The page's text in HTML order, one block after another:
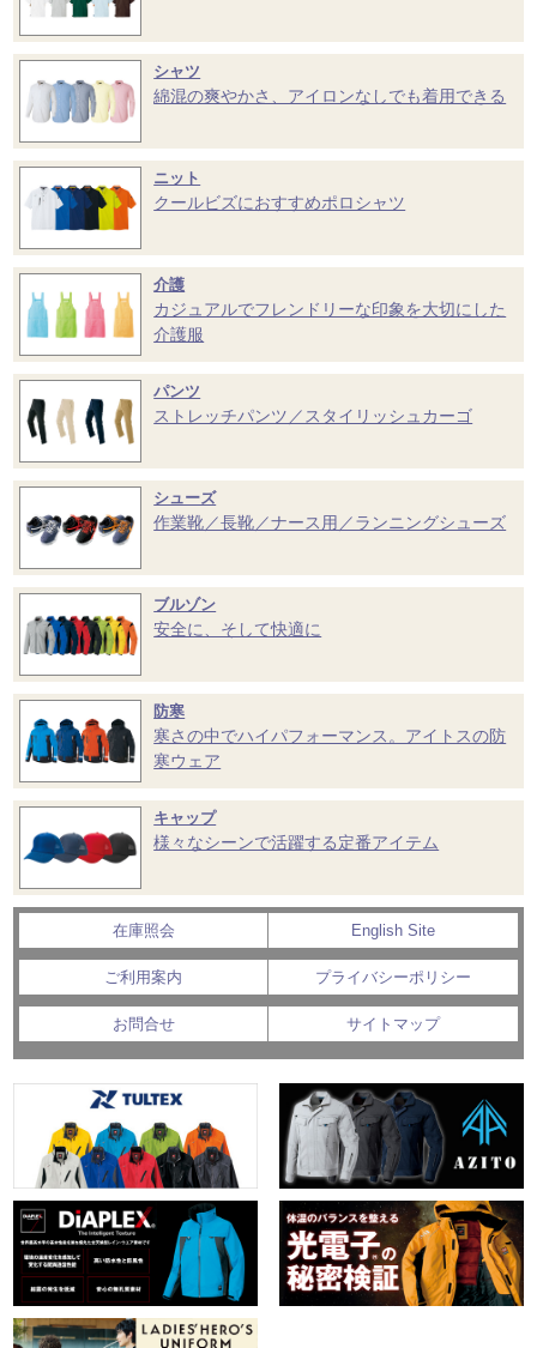
シャツ
綿混の爽やかさ、アイロンなしでも着用できる
ニット
クールビズにおすすめポロシャツ
介護
カジュアルでフレンドリーな印象を大切にした
介護服
パンツ
ストレッチパンツ／スタイリッシュカーゴ
シューズ
作業靴／長靴／ナース用／ランニングシューズ
ブルゾン
安全に、そして快適に
防寒
寒さの中でハイパフォーマンス。アイトスの防
寒ウェア
キャップ
様々なシーンで活躍する定番アイテム
在庫照会 English Site
ご利用案内 プライバシーポリシー
お問合せ サイトマップ